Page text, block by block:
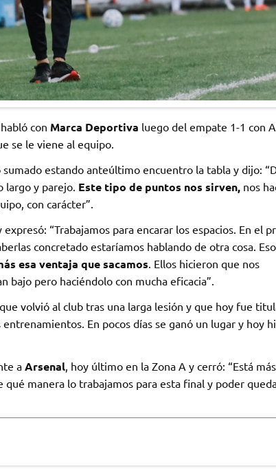
con Marca Deportiva luego del empate 1-1 con
se le viene al equipo.
estando anteúltimo encuentro la tabla y dijo:
largo y parejo. Este tipo de puntos nos sirven,nos
con carácter”.
“Trabajamos para encarar los espacios. En el
concretado estaríamos hablando de otra cosa.
esa ventaja que sacamos. Ellos hicieron que nos
pero haciéndolo con mucha eficacia”.
volvió al club tras una larga lesión y que hoy fue
En pocos días se ganó un lugar y hoy
aArsenal, hoy último en la Zona A y cerró: “Está
manera lo trabajamos para esta final y poder